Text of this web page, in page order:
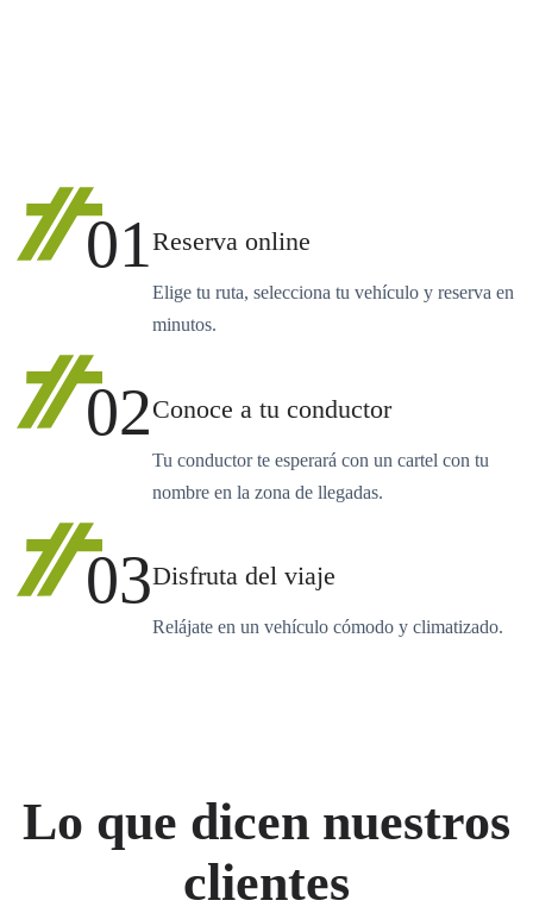
01Reserva online
Elige tu ruta, selecciona tu vehículo y reserva en
minutos.
02Conoce a tu conductor
Tu conductor te esperará con un cartel con tu
nombre en la zona de llegadas.
03Disfruta del viaje
Relájate en un vehículo cómodo y climatizado.
Lo que dicen nuestros
clientes